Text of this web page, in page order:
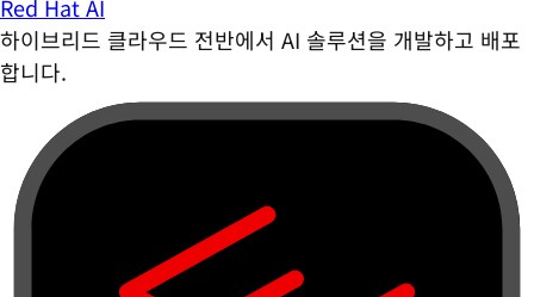
Red Hat AI
하이브리드 클라우드 전반에서 AI 솔루션을 개발하고 배포
합니다.